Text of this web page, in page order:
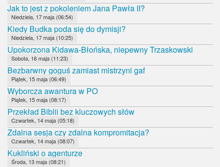
Jak to jest z pokoleniem Jana Pawła II?
Niedziela, 17 maja (06:54)
Kiedy Budka poda się do dymisji?
Niedziela, 17 maja (10:25)
Upokorzona Kidawa-Błońska, niepewny Trzaskowski
Sobota, 16 maja (11:23)
Bezbarwny goguś zamiast mistrzyni gaf
Piątek, 15 maja (06:49)
Wyborcza awantura w PO
Piątek, 15 maja (08:17)
Przekład Biblii bez kluczowych słów
Czwartek, 14 maja (05:18)
Zdalna sesja czy zdalna kompromitacja?
Czwartek, 14 maja (08:07)
Kukliński o agenturze
Środa, 13 maja (08:21)